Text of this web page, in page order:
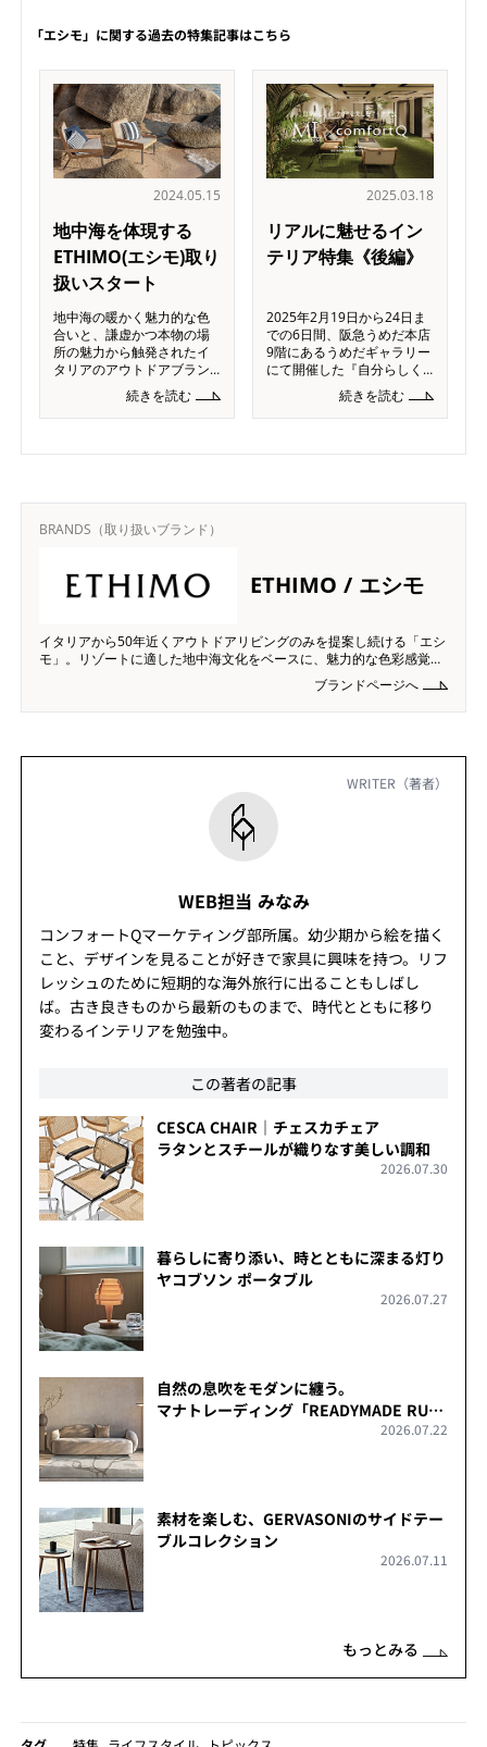
「エシモ」に関する過去の特集記事はこちら
2024.05.15
地中海を体現する
ETHIMO(エシモ)取り
扱いスタート
地中海の暖かく魅力的な色
合いと、謙虚かつ本物の場
所の魅力から触発されたイ
タリアのアウトドアブラン
ドETHIMO(エシモ)。コンテ
ンポラリーなデザインコレ
クションは、快適さと実用
リラックスして、自由な時
続きを読む
2025.03.18
リアルに魅せるイン
テリア特集《後編》
2025年2月19日から24日ま
での6日間、阪急うめだ本店
9階にあるうめだギャラリー
にて開催した『自分らしく
インテリアを楽しむアイデ
ア展 雑誌 モダンリビング
×コンフォートＱ』。前回の
編》をリポートいたしま
続きを読む
BRANDS（取り扱いブランド）
ETHIMO / エシモ
イタリアから50年近くアウトドアリビングのみを提案し続ける「エシ
モ」。リゾートに適した地中海⽂化をベースに、魅⼒的な⾊彩感覚と
素材選び、洗練された感覚を持つ職⼈の⼿仕事によって⽣み出された
家具は ⾃由な時間を味わうための洗練されたアウトドア空間を演出い
たします。
ブランドページへ
WRITER（著者）
WEB担当 みなみ
コンフォートQマーケティング部所属。幼少期から絵を描く
こと、デザインを見ることが好きで家具に興味を持つ。リフ
レッシュのために短期的な海外旅行に出ることもしばし
ば。古き良きものから最新のものまで、時代とともに移り
変わるインテリアを勉強中。
この著者の記事
CESCA CHAIR｜チェスカチェア
ラタンとスチールが織りなす美しい調和
2026.07.30
暮らしに寄り添い、時とともに深まる灯り
ヤコブソン ポータブル
2026.07.27
自然の息吹をモダンに纏う。
マナトレーディング「READYMADE RUG
2026.07.22
素材を楽しむ、GERVASONIのサイドテー
ブルコレクション
2026.07.11
もっとみる